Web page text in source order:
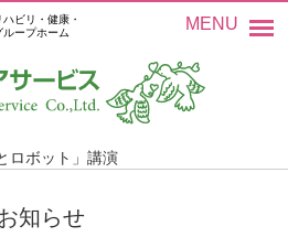
ビリ・健康・
ープホーム
MENU
ロボット」講演
お知らせ